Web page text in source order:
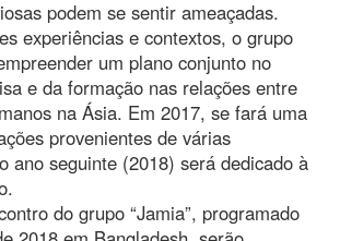
podem se sentir ameaçadas.
experiências e contextos, o grupo
um plano conjunto no
e da formação nas relações entre
na Ásia. Em 2017, se fará uma
provenientes de várias
ano seguinte (2018) será dedicado à
do grupo “Jamia”, programado